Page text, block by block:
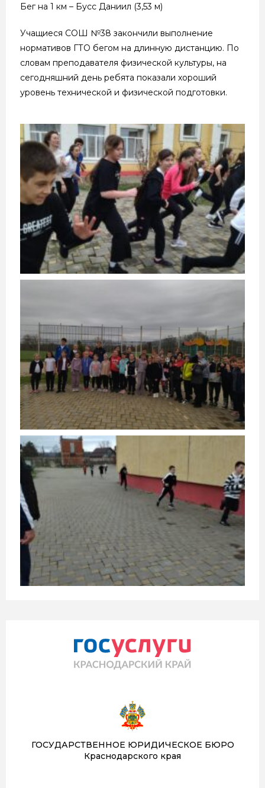
Бег на 1 км – Бусс Даниил (3,53 м)
Учащиеся СОШ №38 закончили выполнение
нормативов ГТО бегом на длинную дистанцию. По
словам преподавателя физической культуры, на
сегодняшний день ребята показали хороший
уровень технической и физической подготовки.
ГОСУДАРСТВЕННОЕ ЮРИДИЧЕСКОЕ БЮРО
Краснодарского края